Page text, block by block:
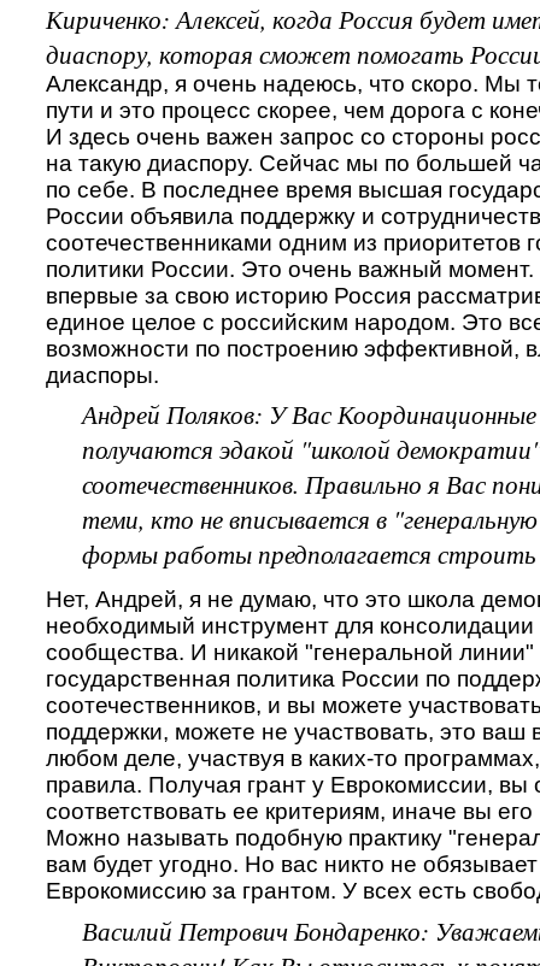
Кириченко: Алексей, когда Россия будет
диаспору, которая сможет помогать
Александр, я очень надеюсь, что скоро. Мы
пути и это процесс скорее, чем дорога с
И здесь очень важен запрос со стороны
на такую диаспору. Сейчас мы по большей
по себе. В последнее время высшая
России объявила поддержку и
соотечественниками одним из приоритетов
политики России. Это очень важный
впервые за свою историю Россия
единое целое с российским народом. Это
возможности по построению эффективной,
диаспоры.
Андрей Поляков: У Вас
получаются эдакой "школой
соотечественников. Правильно я Вас
теми, кто не вписывается в
формы работы предполагается
Нет, Андрей, я не думаю, что это школа
необходимый инструмент для
сообщества. И никакой "генеральной линии"
государственная политика России по
соотечественников, и вы можете
поддержки, можете не участвовать, это ваш
любом деле, участвуя в каких-то
правила. Получая грант у Еврокомиссии, вы
соответствовать ее критериям, иначе вы
Можно называть подобную практику
вам будет угодно. Но вас никто не
Еврокомиссию за грантом. У всех есть
Василий Петрович Бондаренко: